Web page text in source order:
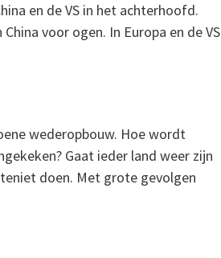
en de VS in het achterhoofd.
voor ogen. In Europa en de VS
wederopbouw. Hoe wordt
Gaat ieder land weer zijn
doen. Met grote gevolgen